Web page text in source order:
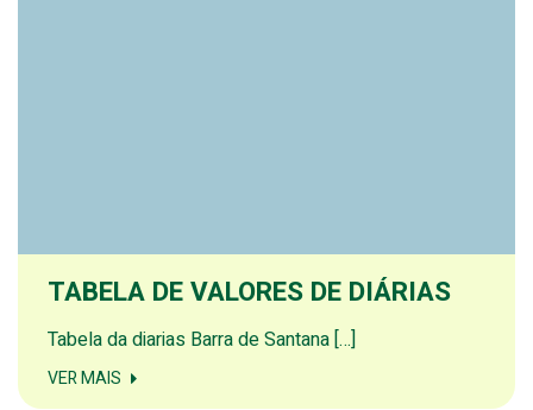
TABELA DE VALORES DE DIÁRIAS
Tabela da diarias Barra de Santana […]
VER MAIS